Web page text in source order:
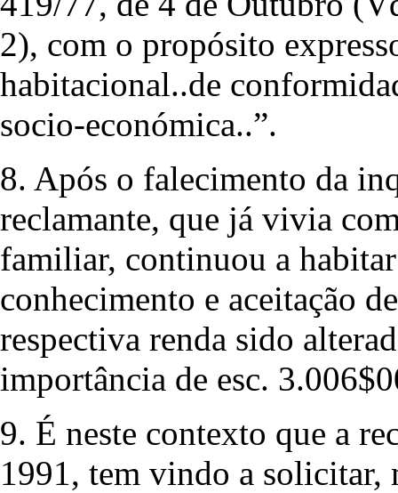
2), com o propósito
habitacional..de
socio-económica..”.
8. Após o falecimento da
reclamante, que já vivia
familiar, continuou a
conhecimento e aceitação
respectiva renda sido
importância de esc.
9. É neste contexto que a
1991, tem vindo a solicitar,